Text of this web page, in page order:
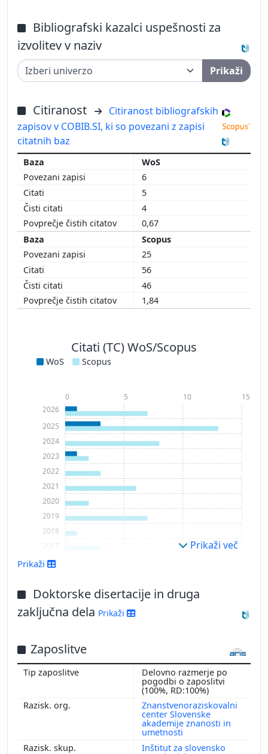
Bibliografski kazalci uspešnosti za
izvolitev v naziv
Prikaži
Citiranost
Citiranost bibliografskih
zapisov v COBIB.SI, ki so povezani z zapisi
citatnih baz
WoS
6
5
4
0,67
Scopus
25
56
46
1,84
Citati (TC) WoS/Scopus
WoS Scopus
2016
2017
2018
2019
2020
2021
2022
2023
2024
2025
2026
0 5 10 15
Prikaži več
Prikaži
Doktorske disertacije in druga
zaključna dela Prikaži
Zaposlitve
Delovno razmerje po
pogodbi o zaposlitvi
(100%, RD:100%)
Znanstvenoraziskovalni
center Slovenske
akademije znanosti in
umetnosti
Inštitut za slovensko